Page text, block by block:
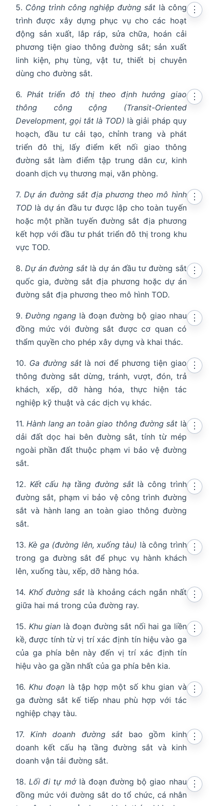
5. Công trình công nghiệp đường sắt là công
trình được xây dựng phục vụ cho các hoạt
động sản xuất, lắp ráp, sửa chữa, hoán cải
phương tiện giao thông đường sắt; sản xuất
linh kiện, phụ tùng, vật tư, thiết bị chuyên
dùng cho đường sắt.
⋮
6.Phát triển đô thị theo định hướng giao
thông công cộng (Transit-Oriented
Development, gọi tắt là TOD) là giải pháp quy
hoạch, đầu tư cải tạo, chỉnh trang và phát
triển đô thị, lấy điểm kết nối giao thông
đường sắt làm điểm tập trung dân cư, kinh
doanh dịch vụ thương mại, văn phòng.
⋮
7.Dự án đường sắt địa phương theo mô hình
TOD là dự án đầu tư được lập cho toàn tuyến
hoặc một phần tuyến đường sắt địa phương
kết hợp với đầu tư phát triển đô thị trong khu
vực TOD.
⋮
8.Dự án đường sắtlà dự án đầu tư đường sắt
quốc gia, đường sắt địa phương hoặc dự án
đường sắt địa phương theo mô hình TOD.
⋮
9.Đường ngang là đoạn đường bộ giao nhau
đồng mức với đường sắt được cơ quan có
thẩm quyền cho phép xây dựng và khai thác.
⋮
10. Ga đường sắtlà nơi để phương tiện giao
thông đường sắt dừng, tránh, vượt, đón, trả
khách, xếp, dỡ hàng hóa, thực hiện tác
nghiệp kỹ thuật và các dịch vụ khác.
⋮
11.Hành lang an toàn giao thông đường sắt là
dải đất dọc hai bên đường sắt, tính từ mép
ngoài phần đất thuộc phạm vi bảo vệ đường
sắt.
⋮
12. Kết cấu hạ tầng đường sắtlà công trình
đường sắt, phạm vi bảo vệ công trình đường
sắt và hành lang an toàn giao thông đường
sắt.
⋮
13.Kè ga (đường lên, xuống tàu) là công trình
trong ga đường sắt để phục vụ hành khách
lên, xuống tàu, xếp, dỡ hàng hóa.
⋮
14. Khổ đường sắt là khoảng cách ngắn nhất
giữa hai má trong của đường ray.
⋮
15. Khu gian là đoạn đường sắt nối hai ga liền
kề, được tính từ vị trí xác định tín hiệu vào ga
của ga phía bên này đến vị trí xác định tín
hiệu vào ga gần nhất của ga phía bên kia.
⋮
16.Khu đoạn là tập hợp một số khu gian và
ga đường sắt kế tiếp nhau phù hợp với tác
nghiệp chạy tàu.
⋮
17.Kinh doanh đường sắtbao gồm kinh
doanh kết cấu hạ tầng đường sắt và kinh
doanh vận tải đường sắt.
⋮
18.Lối đi tự mởlà đoạn đường bộ giao nhau
đồng mức với đường sắt do tổ chức, cá nhân
⋮